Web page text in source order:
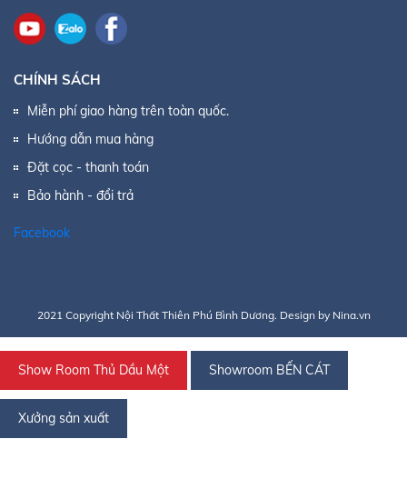
CHÍNH SÁCH
Miễn phí giao hàng trên toàn quốc.
Hướng dẫn mua hàng
Đặt cọc - thanh toán
Bảo hành - đổi trả
Facebook
2021 Copyright Nội Thất Thiên Phú Bình Dương. Design by Nina.vn
Show Room Thủ Dầu Một Showroom BẾN CÁT
Xưởng sản xuất